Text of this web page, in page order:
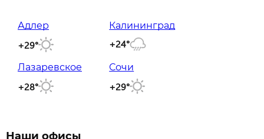
Адлер
+29°
Калининград
+24°
Лазаревское
+28°
Сочи
+29°
Наши офисы